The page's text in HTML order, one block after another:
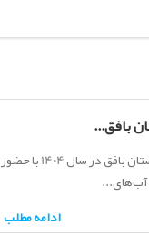
بافق...
آخرین جلسه شورای اداری شهرستان بافق در سال 1404 با حضور
آب‌های...
ادامه مطلب